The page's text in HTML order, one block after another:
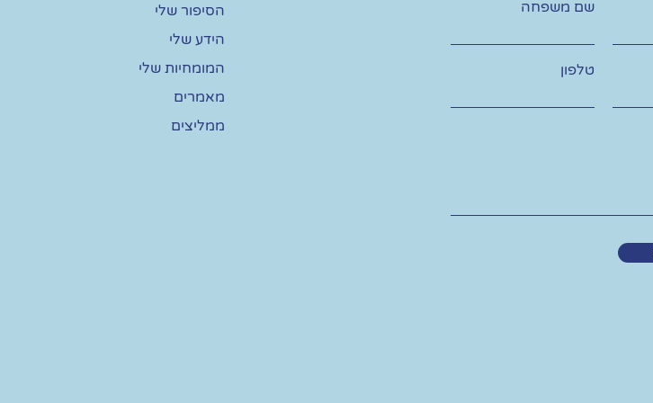
הסיפור שלי
הידע שלי
המומחיות שלי
מאמרים
ממליצים
שם משפחה
טלפון